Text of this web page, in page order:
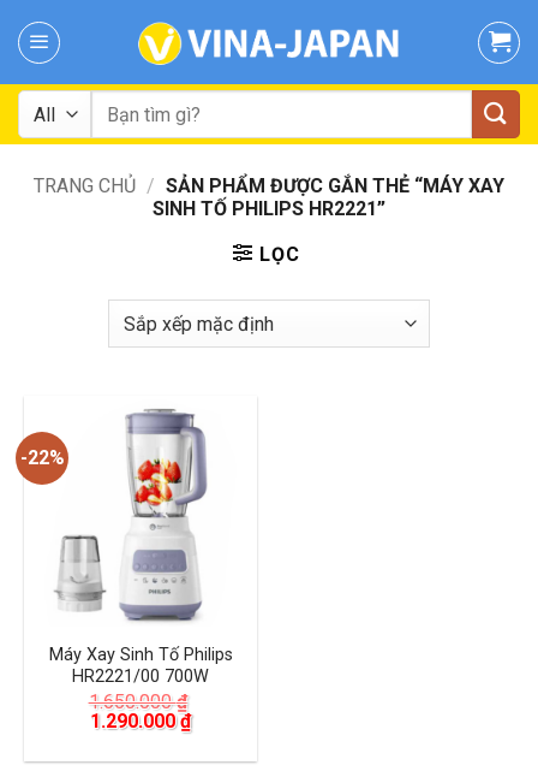
Tìm
kiếm:
TRANG CHỦ / SẢN PHẨM ĐƯỢC GẮN THẺ “MÁY XAY
SINH TỐ PHILIPS HR2221”
LỌC
-22%
Máy Xay Sinh Tố Philips
HR2221/00 700W
1.650.000₫
Giá
là:
1.290.000₫Giá
hiện
tại